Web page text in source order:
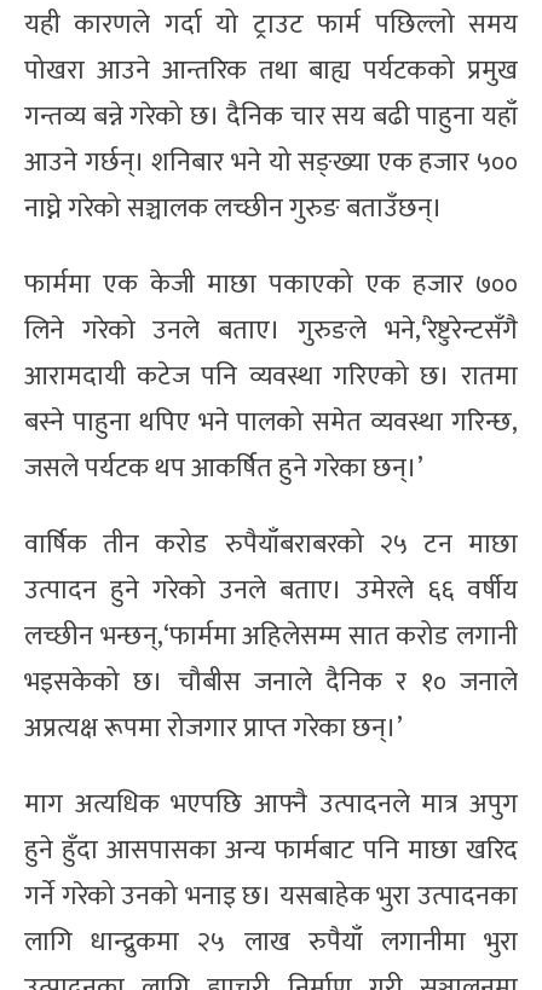
यही कारणले गर्दा यो ट्राउट फार्म पछिल्लो समय
पोखरा आउने आन्तरिक तथा बाह्य पर्यटकको प्रमुख
गन्तव्य बन्ने गरेको छ। दैनिक चार सय बढी पाहुना यहाँ
आउने गर्छन्। शनिबार भने यो सङ्ख्या एक हजार ५००
नाघ्ने गरेको सञ्चालक लच्छीन गुरुङ बताउँछन्।
फार्ममा एक केजी माछा पकाएको एक हजार ७००
लिने गरेको उनले बताए। गुरुङले भने,‘रेष्टुरेन्टसँगै
आरामदायी कटेज पनि व्यवस्था गरिएको छ। रातमा
बस्ने पाहुना थपिए भने पालको समेत व्यवस्था गरिन्छ,
जसले पर्यटक थप आकर्षित हुने गरेका छन्।’
वार्षिक तीन करोड रुपैयाँबराबरको २५ टन माछा
उत्पादन हुने गरेको उनले बताए। उमेरले ६६ वर्षीय
लच्छीन भन्छन्,‘फार्ममा अहिलेसम्म सात करोड लगानी
भइसकेको छ। चौबीस जनाले दैनिक र १० जनाले
अप्रत्यक्ष रूपमा रोजगार प्राप्त गरेका छन्।’
माग अत्यधिक भएपछि आफ्नै उत्पादनले मात्र अपुग
हुने हुँदा आसपासका अन्य फार्मबाट पनि माछा खरिद
गर्ने गरेको उनको भनाइ छ। यसबाहेक भुरा उत्पादनका
लागि धान्द्रुकमा २५ लाख रुपैयाँ लगानीमा भुरा